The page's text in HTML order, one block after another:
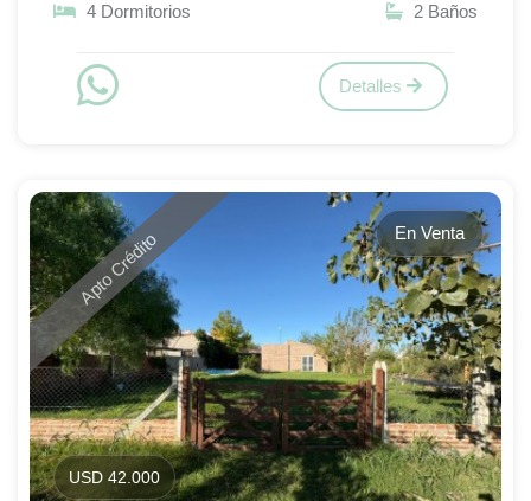
4 Dormitorios 2 Baños
Detalles
Apto Crédito En Venta
USD 42.000